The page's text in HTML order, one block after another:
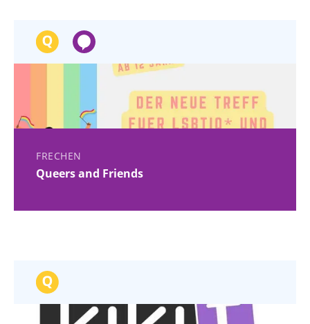
FRECHEN
Queers and Friends